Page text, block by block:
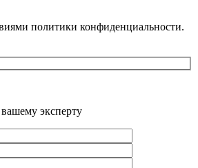
политики конфиденциальности.
эксперту